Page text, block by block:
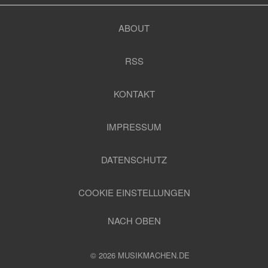
ABOUT
RSS
KONTAKT
IMPRESSUM
DATENSCHUTZ
COOKIE EINSTELLUNGEN
NACH OBEN
© 2026 MUSIKMACHEN.DE